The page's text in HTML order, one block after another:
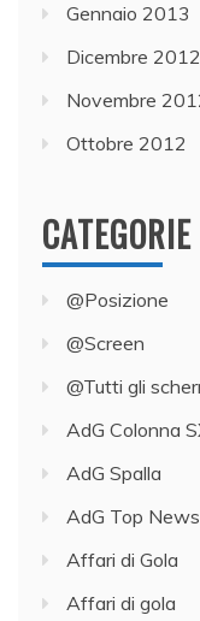
Gennaio 2013
Dicembre 2012
Novembre
Ottobre 2012
CATEGORIE
@Posizione
@Screen
@Tutti gli
AdG Colonna
AdG Spalla
AdG Top News
Affari di Gola
Affari di gola